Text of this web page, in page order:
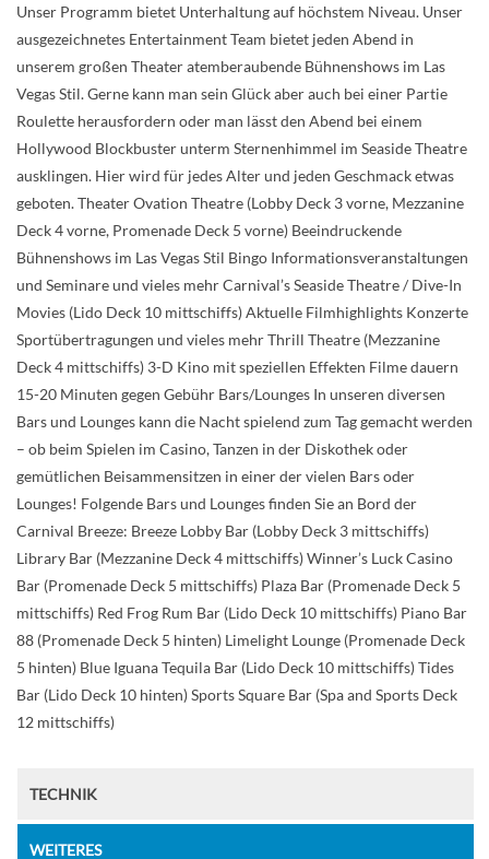
Unser Programm bietet Unterhaltung auf höchstem Niveau. Unser
ausgezeichnetes Entertainment Team bietet jeden Abend in
unserem großen Theater atemberaubende Bühnenshows im Las
Vegas Stil. Gerne kann man sein Glück aber auch bei einer Partie
Roulette herausfordern oder man lässt den Abend bei einem
Hollywood Blockbuster unterm Sternenhimmel im Seaside Theatre
ausklingen. Hier wird für jedes Alter und jeden Geschmack etwas
geboten. Theater Ovation Theatre (Lobby Deck 3 vorne, Mezzanine
Deck 4 vorne, Promenade Deck 5 vorne) Beeindruckende
Bühnenshows im Las Vegas Stil Bingo Informationsveranstaltungen
und Seminare und vieles mehr Carnival’s Seaside Theatre / Dive-In
Movies (Lido Deck 10 mittschiffs) Aktuelle Filmhighlights Konzerte
Sportübertragungen und vieles mehr Thrill Theatre (Mezzanine
Deck 4 mittschiffs) 3-D Kino mit speziellen Effekten Filme dauern
15-20 Minuten gegen Gebühr Bars/Lounges In unseren diversen
Bars und Lounges kann die Nacht spielend zum Tag gemacht werden
– ob beim Spielen im Casino, Tanzen in der Diskothek oder
gemütlichen Beisammensitzen in einer der vielen Bars oder
Lounges! Folgende Bars und Lounges finden Sie an Bord der
Carnival Breeze: Breeze Lobby Bar (Lobby Deck 3 mittschiffs)
Library Bar (Mezzanine Deck 4 mittschiffs) Winner’s Luck Casino
Bar (Promenade Deck 5 mittschiffs) Plaza Bar (Promenade Deck 5
mittschiffs) Red Frog Rum Bar (Lido Deck 10 mittschiffs) Piano Bar
88 (Promenade Deck 5 hinten) Limelight Lounge (Promenade Deck
5 hinten) Blue Iguana Tequila Bar (Lido Deck 10 mittschiffs) Tides
Bar (Lido Deck 10 hinten) Sports Square Bar (Spa and Sports Deck
12 mittschiffs)
TECHNIK
WEITERES